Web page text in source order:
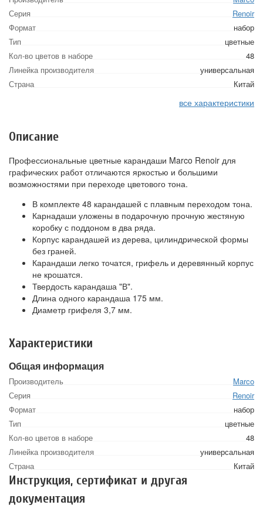
Серия
Renoir
Формат
набор
Тип
цветные
Кол-во цветов в наборе
48
Линейка производителя
универсальная
Страна
Китай
все характеристики
Описание
Профессиональные цветные карандаши Marco Renoir для
графических работ отличаются яркостью и большими
возможностями при переходе цветового тона.
В комплекте 48 карандашей с плавным переходом тона.
Карнадаши уложены в подарочную прочную жестяную
коробку с поддоном в два ряда.
Корпус карандашей из дерева, цилиндрической формы
без граней.
Карандаши легко точатся, грифель и деревянный корпус
не крошатся.
Твердость карандаша "В".
Длина одного карандаша 175 мм.
Диаметр грифеля 3,7 мм.
Характеристики
Общая информация
Производитель
Marco
Серия
Renoir
Формат
набор
Тип
цветные
Кол-во цветов в наборе
48
Линейка производителя
универсальная
Страна
Китай
Инструкция, сертификат и другая
документация